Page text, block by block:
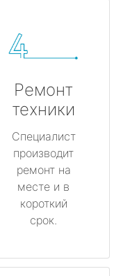
Ремонт
техники
Специалист
производит
ремонт на
месте и в
короткий
срок.